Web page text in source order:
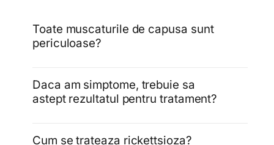
Toate muscaturile de capusa sunt
periculoase?
Daca am simptome, trebuie sa
astept rezultatul pentru tratament?
Cum se trateaza rickettsioza?